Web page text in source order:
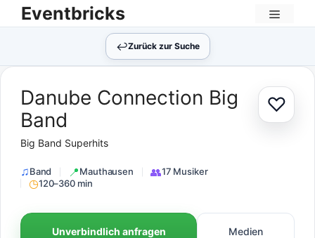
Zum
Inhalt
Eventbricks
Menü
↩︎Zurück zur Suche
♡Zur
Danube Connection Big
Band
Big Band Superhits
Band Mauthausen
17 Musiker
120–360 min
Unverbindlich anfragen Medien